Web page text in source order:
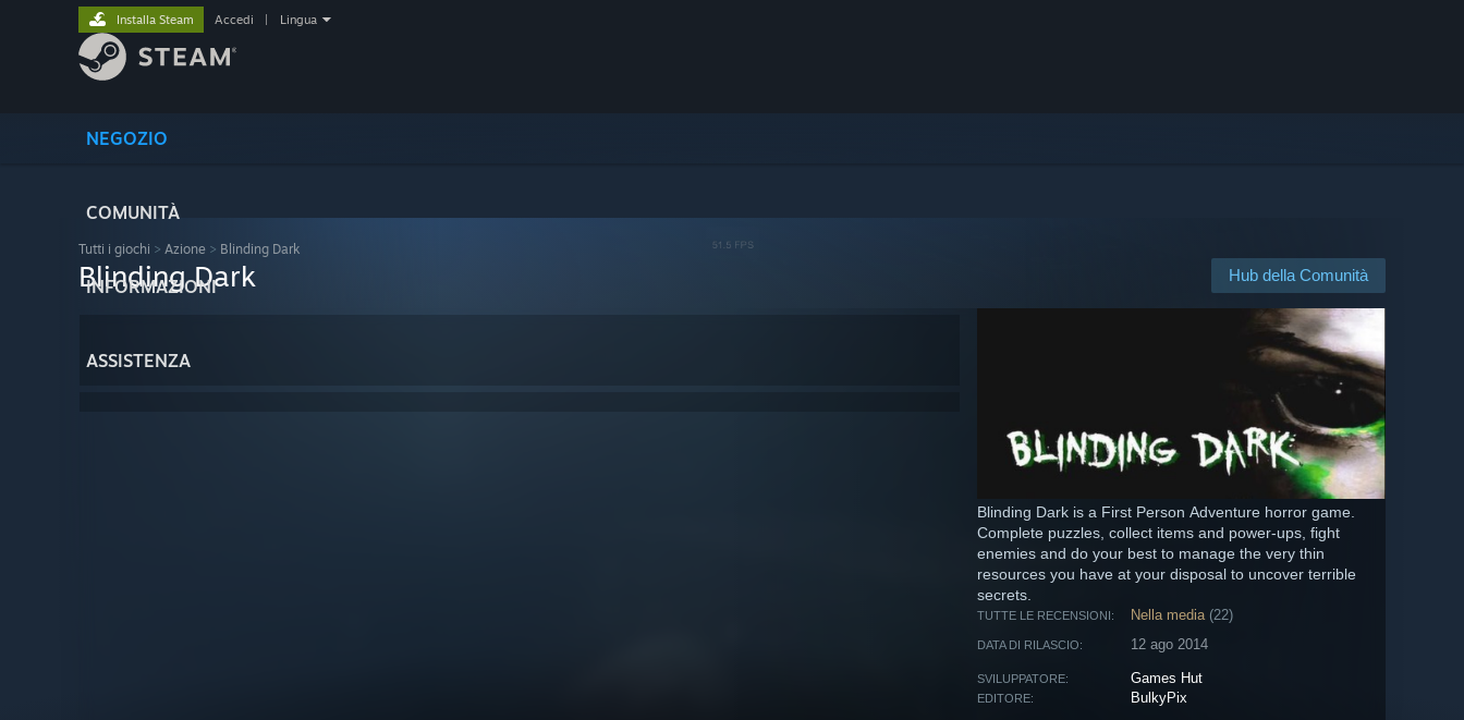
NEGOZIO
COMUNITÀ
INFORMAZIONI
ASSISTENZA
Installa Steam Accedi Lingua
Tutti i giochi > Azione > Blinding Dark
Hub della Comunità
Blinding Dark
Blinding Dark is a First Person Adventure horror game.
Complete puzzles, collect items and power-ups, fight
enemies and do your best to manage the very thin
resources you have at your disposal to uncover terrible
secrets.
TUTTE LE RECENSIONI: Nella media (22)
DATA DI RILASCIO: 12 ago 2014
SVILUPPATORE: Games Hut
EDITORE: BulkyPix